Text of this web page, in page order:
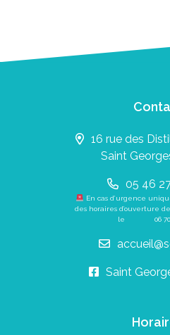
16 rue des
Saint
05 46
En cas d’urgence
des horaires d’ouverture
le 06
Saint